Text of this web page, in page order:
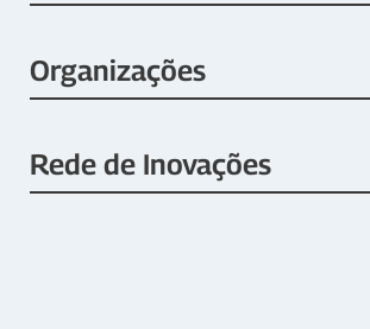
Organizações
Rede de Inovações